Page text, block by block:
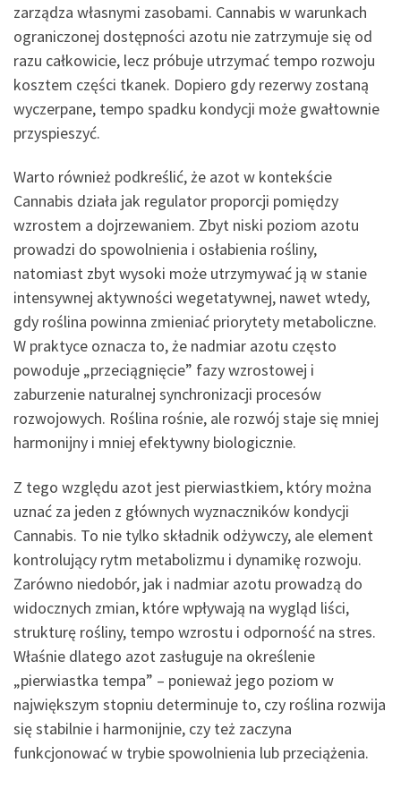
zarządza własnymi zasobami. Cannabis w warunkach
ograniczonej dostępności azotu nie zatrzymuje się od
razu całkowicie, lecz próbuje utrzymać tempo rozwoju
kosztem części tkanek. Dopiero gdy rezerwy zostaną
wyczerpane, tempo spadku kondycji może gwałtownie
przyspieszyć.
Warto również podkreślić, że azot w kontekście
Cannabis działa jak regulator proporcji pomiędzy
wzrostem a dojrzewaniem. Zbyt niski poziom azotu
prowadzi do spowolnienia i osłabienia rośliny,
natomiast zbyt wysoki może utrzymywać ją w stanie
intensywnej aktywności wegetatywnej, nawet wtedy,
gdy roślina powinna zmieniać priorytety metaboliczne.
W praktyce oznacza to, że nadmiar azotu często
powoduje „przeciągnięcie” fazy wzrostowej i
zaburzenie naturalnej synchronizacji procesów
rozwojowych. Roślina rośnie, ale rozwój staje się mniej
harmonijny i mniej efektywny biologicznie.
Z tego względu azot jest pierwiastkiem, który można
uznać za jeden z głównych wyznaczników kondycji
Cannabis. To nie tylko składnik odżywczy, ale element
kontrolujący rytm metabolizmu i dynamikę rozwoju.
Zarówno niedobór, jak i nadmiar azotu prowadzą do
widocznych zmian, które wpływają na wygląd liści,
strukturę rośliny, tempo wzrostu i odporność na stres.
Właśnie dlatego azot zasługuje na określenie
„pierwiastka tempa” – ponieważ jego poziom w
największym stopniu determinuje to, czy roślina rozwija
się stabilnie i harmonijnie, czy też zaczyna
funkcjonować w trybie spowolnienia lub przeciążenia.